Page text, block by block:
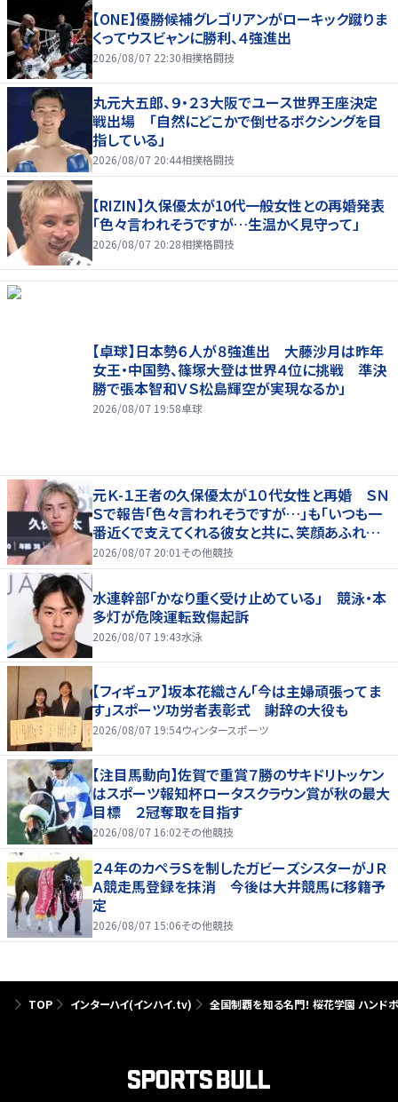
【ONE】優勝候補グレゴリアンがローキック蹴りま
くってウスビャンに勝利、４強進出
2026/08/07 22:30相撲格闘技
丸元大五郎、９・２３大阪でユース世界王座決定
戦出場 「自然にどこかで倒せるボクシングを目
指している」
2026/08/07 20:44相撲格闘技
【RIZIN】久保優太が10代一般女性との再婚発表
「色々言われそうですが…生温かく見守って」
2026/08/07 20:28相撲格闘技
【卓球】日本勢６人が８強進出 大藤沙月は昨年
女王・中国勢、篠塚大登は世界４位に挑戦 準決
勝で張本智和ＶＳ松島輝空が実現なるか」
2026/08/07 19:58卓球
元Ｋ-１王者の久保優太が１０代女性と再婚 ＳＮ
Ｓで報告「色々言われそうですが…」も「いつも一
番近くで支えてくれる彼女と共に、笑顔あふれる
家庭を築いていきたい」
2026/08/07 20:01 その他競技
水連幹部「かなり重く受け止めている」 競泳・本
多灯が危険運転致傷起訴
2026/08/07 19:43水泳
【フィギュア】坂本花織さん「今は主婦頑張ってま
す」スポーツ功労者表彰式 謝辞の大役も
2026/08/07 19:54ウィンタースポーツ
【注目馬動向】佐賀で重賞７勝のサキドリトッケン
はスポーツ報知杯ロータスクラウン賞が秋の最大
目標 ２冠奪取を目指す
2026/08/07 16:02その他競技
２４年のカペラＳを制したガビーズシスターがＪＲ
Ａ競走馬登録を抹消 今後は大井競馬に移籍予
定
2026/08/07 15:06その他競技
TOP インターハイ(インハイ.tv) 全国制覇を知る名門！ 桜花学園 ハンド